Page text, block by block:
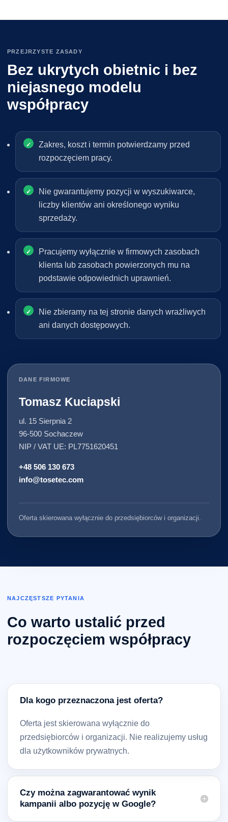
PRZEJRZYSTE ZASADY
Bez ukrytych obietnic i bez
niejasnego modelu
współpracy
Zakres, koszt i termin potwierdzamy przed
rozpoczęciem pracy.
Nie gwarantujemy pozycji w wyszukiwarce,
liczby klientów ani określonego wyniku
sprzedaży.
Pracujemy wyłącznie w firmowych zasobach
klienta lub zasobach powierzonych mu na
podstawie odpowiednich uprawnień.
Nie zbieramy na tej stronie danych wrażliwych
ani danych dostępowych.
DANE FIRMOWE
Tomasz Kuciapski
ul. 15 Sierpnia 2
96-500 Sochaczew
NIP / VAT UE: PL7751620451
+48 506 130 673
info@tosetec.com
Oferta skierowana wyłącznie do przedsiębiorców i organizacji.
NAJCZĘSTSZE PYTANIA
Co warto ustalić przed
rozpoczęciem współpracy
Dla kogo przeznaczona jest oferta?
Oferta jest skierowana wyłącznie do
przedsiębiorców i organizacji. Nie realizujemy usług
dla użytkowników prywatnych.
Czy można zagwarantować wynik
kampanii albo pozycję w Google?